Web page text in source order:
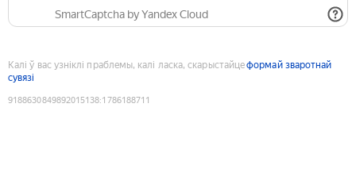
SmartCaptcha by Yandex Cloud
Калі ў вас узніклі праблемы, калі ласка, скарыстайцеформай зваротнай
сувязі
9188630849892015138:1786188711